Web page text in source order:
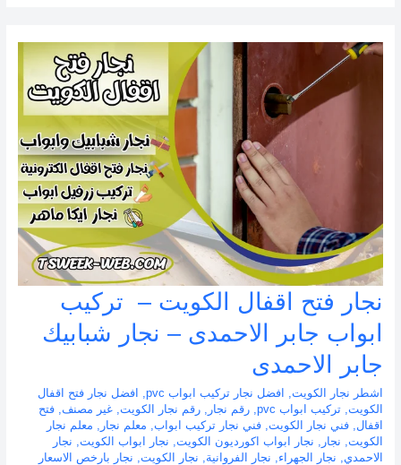
نجار فتح اقفال الكويت – تركيب
ابواب جابر الاحمدى – نجار شبابيك
جابر الاحمدى
اشطر نجار الكويت, افضل نجار تركيب ابواب pvc , افضل نجار فتح اقفال
الكويت, تركيب ابواب pvc , رقم نجار رقم نجار الكويت, غير مصنف, فتح
اقفال فني نجار الكويت, فني نجار تركيب ابواب, معلم نجار
معلم نجار
الكويت, نجار نجار ابواب اكورديون الكويت, نجار ابواب الكويت, نجار
الاحمدي
نجار الجهراء نجار الفروانية نجار الكويت, نجار بارخص الاسعار